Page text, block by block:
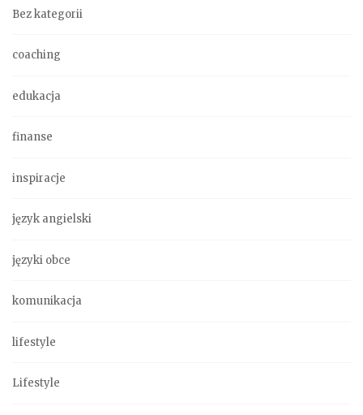
Bez kategorii
coaching
edukacja
finanse
inspiracje
język angielski
języki obce
komunikacja
lifestyle
Lifestyle